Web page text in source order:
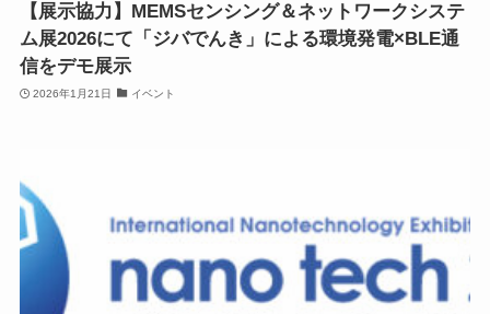
【展示協力】MEMSセンシング＆ネットワークシステ
ム展2026にて「ジバでんき」による環境発電×BLE通
信をデモ展示
2026年1月21日 イベント